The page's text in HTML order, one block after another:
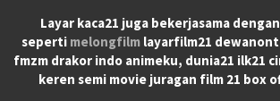
Layar kaca21 juga bekerjasama
seperti melongfilmlayarfilm21
fmzm drakor indo animeku, dunia21 ilk21
keren semi movie juragan film 21 box